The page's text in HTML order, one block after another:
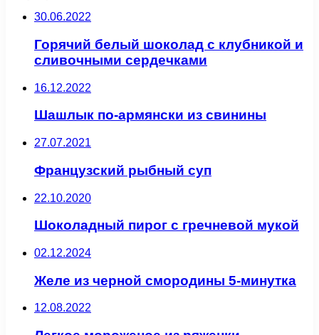
30.06.2022
Горячий белый шоколад с клубникой и
сливочными сердечками
16.12.2022
Шашлык по-армянски из свинины
27.07.2021
Французский рыбный суп
22.10.2020
Шоколадный пирог с гречневой мукой
02.12.2024
Желе из черной смородины 5-минутка
12.08.2022